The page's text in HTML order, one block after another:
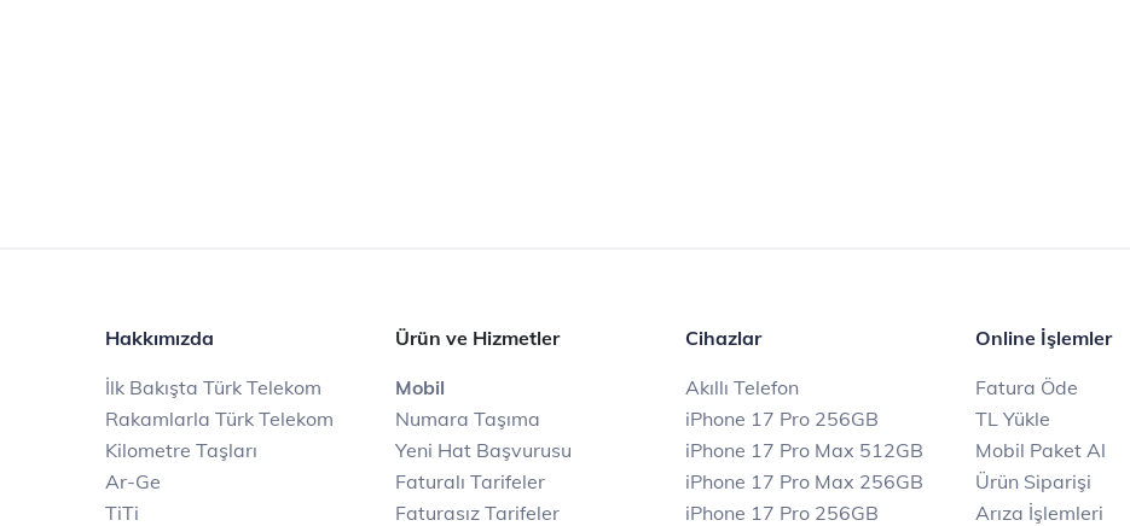
Hakkımızda
İlk Bakışta Türk Telekom
Rakamlarla Türk Telekom
Kilometre Taşları
Ar-Ge
TiTi
Ürün ve Hizmetler
Mobil
Numara Taşıma
Yeni Hat Başvurusu
Faturalı Tarifeler
Faturasız Tarifeler
Cihazlar
Akıllı Telefon
iPhone 17 Pro 256GB
iPhone 17 Pro Max 512GB
iPhone 17 Pro Max 256GB
iPhone 17 Pro 256GB
Online İşlemler
Fatura Öde
TL Yükle
Mobil Paket Al
Ürün Siparişi
Arıza İşlemleri